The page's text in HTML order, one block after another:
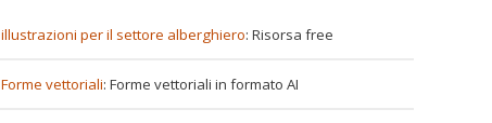
illustrazioni per il settore alberghiero: Risorsa free
Forme vettoriali: Forme vettoriali in formato AI